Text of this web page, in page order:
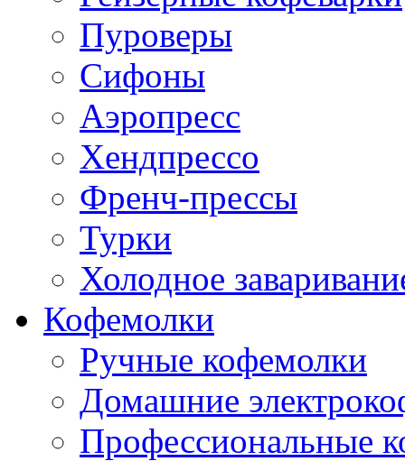
Пуроверы
Сифоны
Аэропресс
Хендпрессо
Френч-прессы
Турки
Холодное
Кофемолки
Ручные кофемолки
Домашние
Профессиональные